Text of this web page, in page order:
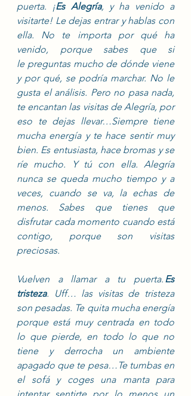
puerta. ¡Es Alegría, y ha venido a
visitarte! Le dejas entrar y hablas con
ella. No te importa por qué ha
venido, porque sabes que si
le preguntas mucho de dónde viene
y por qué, se podría marchar. No le
gusta el análisis. Pero no pasa nada,
te encantan las visitas de Alegría, por
eso te dejas llevar…Siempre tiene
mucha energía y te hace sentir muy
bien. Es entusiasta, hace bromas y se
ríe mucho. Y tú con ella. Alegría
nunca se queda mucho tiempo y a
veces, cuando se va, la echas de
menos. Sabes que tienes que
disfrutar cada momento cuando está
contigo, porque son visitas
preciosas.
Vuelven a llamar a tu puerta. Es
tristeza. Uff… las visitas de tristeza
son pesadas. Te quita mucha energía
porque está muy centrada en todo
lo que pierde, en todo lo que no
tiene y derrocha un ambiente
apagado que te pesa…Te tumbas en
el sofá y coges una manta para